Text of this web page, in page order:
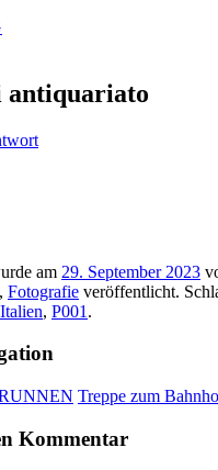
antiquariato
am 29. September 2023
, Fotografie veröffentlicht.
Italien, P001 .
Treppe zum
Kommentar